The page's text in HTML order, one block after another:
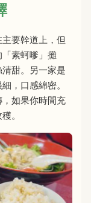
要幹道上，但
素蚵嗲」攤
甜。另一家是
，口感綿密。
如果你時間充
。